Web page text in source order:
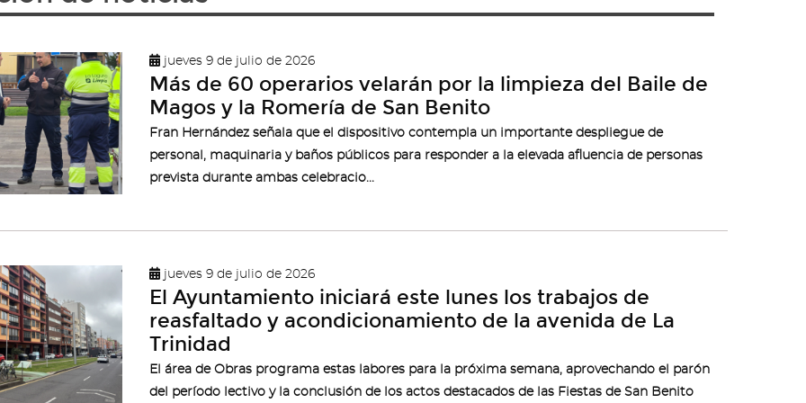
jueves 9 de julio de 2026
Más de 60 operarios velarán por la limpieza del Baile de
Magos y la Romería de San Benito
Fran Hernández señala que el dispositivo contempla un importante despliegue de
personal, maquinaria y baños públicos para responder a la elevada afluencia de personas
prevista durante ambas celebracio...
jueves 9 de julio de 2026
El Ayuntamiento iniciará este lunes los trabajos de
reasfaltado y acondicionamiento de la avenida de La
Trinidad
El área de Obras programa estas labores para la próxima semana, aprovechando el parón
del período lectivo y la conclusión de los actos destacados de las Fiestas de San Benito